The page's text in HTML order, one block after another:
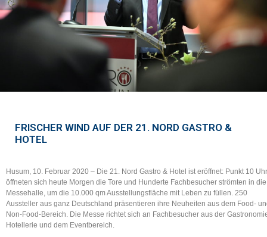
FRISCHER WIND AUF DER 21. NORD GASTRO &
HOTEL
Husum, 10. Februar 2020 – Die 21. Nord Gastro & Hotel ist eröffnet: Punkt 10 Uhr
öffneten sich heute Morgen die Tore und Hunderte Fachbesucher strömten in die
Messehalle, um die 10.000 qm Ausstellungsfläche mit Leben zu füllen. 250
Aussteller aus ganz Deutschland präsentieren ihre Neuheiten aus dem Food-
Non-Food-Bereich. Die Messe richtet sich an Fachbesucher aus der
Hotellerie und dem Eventbereich.